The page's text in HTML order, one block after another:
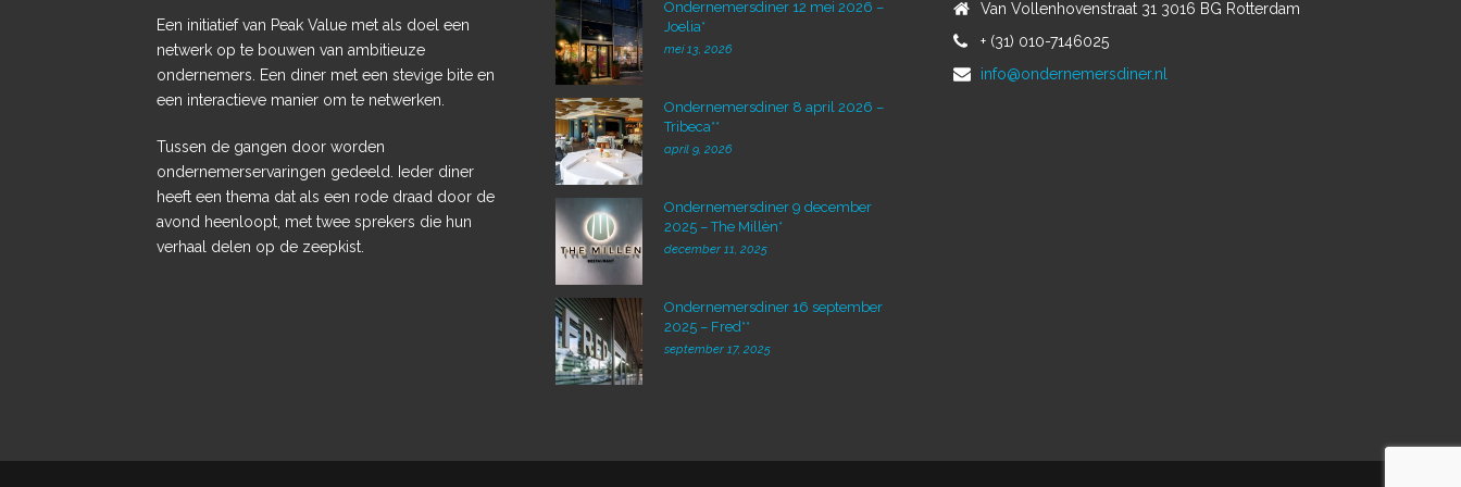
Een initiatief van Peak Value met als doel een
netwerk op te bouwen van ambitieuze
ondernemers. Een diner met een stevige bite en
een interactieve manier om te netwerken.
Tussen de gangen door worden
ondernemerservaringen gedeeld. Ieder diner
heeft een thema dat als een rode draad door de
avond heenloopt, met twee sprekers die hun
verhaal delen op de zeepkist.
Ondernemersdiner 12 mei 2026 –
Joelia*
mei 13, 2026
Ondernemersdiner 8 april 2026 –
Tribeca**
april 9, 2026
Ondernemersdiner 9 december
2025 – The Millèn*
december 11, 2025
Ondernemersdiner 16 september
2025 – Fred**
september 17, 2025
Van Vollenhovenstraat 31 3016 BG Rotterdam
+ (31) 010-7146025
info@ondernemersdiner.nl